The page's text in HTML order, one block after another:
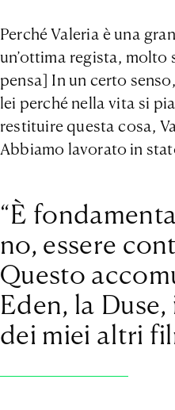
Perché Valeria è una
un’ottima regista,
pensa] In un certo
lei perché nella vita si
restituire questa cosa,
Abbiamo lavorato in
“È
no, essere
Questo
Eden, la
dei miei altri